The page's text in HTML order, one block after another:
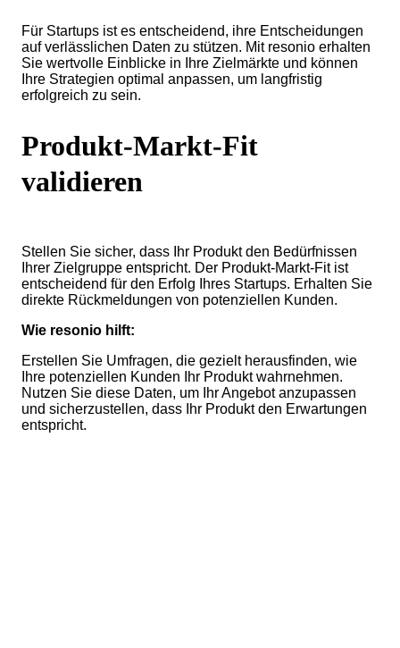
Für Startups ist es entscheidend, ihre Entscheidungen
auf verlässlichen Daten zu stützen. Mit resonio erhalten
Sie wertvolle Einblicke in Ihre Zielmärkte und können
Ihre Strategien optimal anpassen, um langfristig
erfolgreich zu sein.
Produkt-Markt-Fit
validieren
Stellen Sie sicher, dass Ihr Produkt den Bedürfnissen
Ihrer Zielgruppe entspricht. Der Produkt-Markt-Fit ist
entscheidend für den Erfolg Ihres Startups. Erhalten Sie
direkte Rückmeldungen von potenziellen Kunden.
Wie resonio hilft:
Erstellen Sie Umfragen, die gezielt herausfinden, wie
Ihre potenziellen Kunden Ihr Produkt wahrnehmen.
Nutzen Sie diese Daten, um Ihr Angebot anzupassen
und sicherzustellen, dass Ihr Produkt den Erwartungen
entspricht.